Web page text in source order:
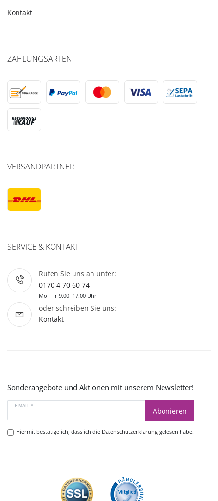
Kontakt
ZAHLUNGSARTEN
VERSANDPARTNER
SERVICE & KONTAKT
Rufen Sie uns an unter:
0170 4 70 60 74
Mo - Fr 9.00 -17.00 Uhr
oder schreiben Sie uns:
Kontakt
Sonderangebote und Aktionen mit unserem Newsletter!
E-MAIL *
Abonieren
Hiermit bestätige ich, dass ich die Datenschutzerklärunggelesen habe.